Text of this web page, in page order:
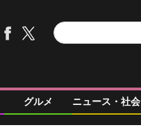
グルメ ニュース・社会